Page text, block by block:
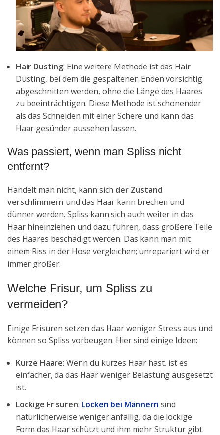
Hair Dusting: Eine weitere Methode ist das Hair
Dusting, bei dem die gespaltenen Enden vorsichtig
abgeschnitten werden, ohne die Länge des Haares
zu beeinträchtigen. Diese Methode ist schonender
als das Schneiden mit einer Schere und kann das
Haar gesünder aussehen lassen.
Was passiert, wenn man Spliss nicht
entfernt?
Handelt man nicht, kann sich der Zustand
verschlimmern und das Haar kann brechen und
dünner werden. Spliss kann sich auch weiter in das
Haar hineinziehen und dazu führen, dass größere Teile
des Haares beschädigt werden. Das kann man mit
einem Riss in der Hose vergleichen; unrepariert wird er
immer größer.
Welche Frisur, um Spliss zu
vermeiden?
Einige Frisuren setzen das Haar weniger Stress aus und
können so Spliss vorbeugen. Hier sind einige Ideen:
Kurze Haare: Wenn du kurzes Haar hast, ist es
einfacher, da das Haar weniger Belastung ausgesetzt
ist.
Lockige Frisuren: Locken bei Männern sind
natürlicherweise weniger anfällig, da die lockige
Form das Haar schützt und ihm mehr Struktur gibt.